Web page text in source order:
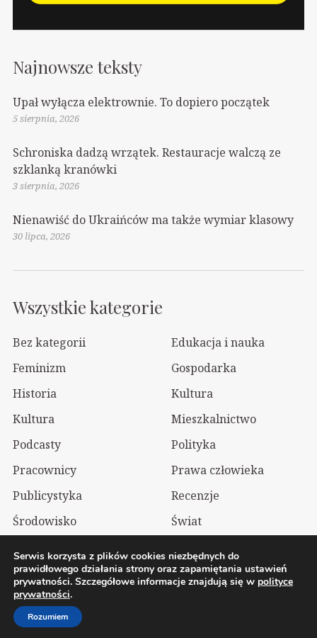
Najnowsze teksty
Upał wyłącza elektrownie. To dopiero początek
5 sierpnia, 2026
Schroniska dadzą wrzątek. Restauracje walczą ze
szklanką kranówki
3 sierpnia, 2026
Nienawiść do Ukraińców ma także wymiar klasowy
30 lipca, 2026
Wszystkie kategorie
Bez kategorii
Edukacja i nauka
Feminizm
Gospodarka
Historia
Kultura
Kultura
Mieszkalnictwo
Podcasty
Polityka
Pracownicy
Prawa człowieka
Publicystyka
Recenzje
Środowisko
Świat
2026 Wolnelewo. Xavier Woliński |Mastodon
Serwis korzysta z plików cookies niezbędnych do
prawidłowego działania strony oraz zapamiętania ustawień
prywatności. Szczegółowe informacje znajdują się w polityce
prywatności.
Rozumiem